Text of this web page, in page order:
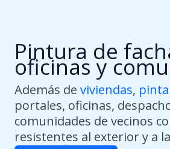
Pintura de
oficinas y
Además de viviendas,
portales, oficinas,
comunidades de vecinos
resistentes al exterior y a